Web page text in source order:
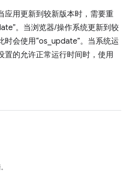
应用更新到较新版本时，需要重
。当浏览器/操作系统更新到较
时会使用“os_update”。当系统运
置的允许正常运行时间时，使用